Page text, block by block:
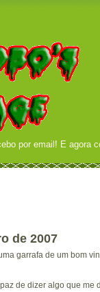
por email! E agora
de 2007
garrafa de um bom
de dizer algo que me